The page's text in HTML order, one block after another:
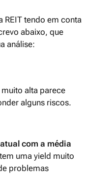
REIT tendo em conta
abaixo, que
análise:
alta parece
alguns riscos.
com a média
uma yield muito
problemas